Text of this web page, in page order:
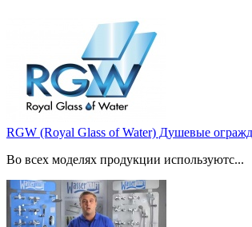
RGW (Royal Glass of Water) Душевые
Во всех моделях продукции используютс...